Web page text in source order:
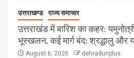
उत्तराखण्ड राज्य समाचार
उत्तराखंड में बारिश का कहर:
भूस्खलन, कई मार्ग बंद; श्रद्धालु और
August 6, 2026 dehradunplus